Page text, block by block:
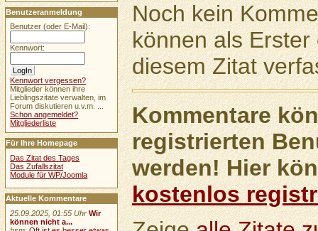
Noch kein
können als
diesem Zitat
Kommentare
registrierten
werden! Hier
kostenlos
Benutzeranmeldung
Benutzer (oder E-Mail):
Kennwort:
Kennwort vergessen?
Mitglieder können ihre
Lieblingszitate verwalten, im
Forum diskutieren u.v.m. ...
Schon angemeldet?
Mitgliederliste
Für Ihre Homepage
Das Zitat des Tages
Das Zufallszitat
Module für WP/Joomla
Aktuelle Kommentare
25.09.2025, 01:55 Uhr Wir
können nicht a...